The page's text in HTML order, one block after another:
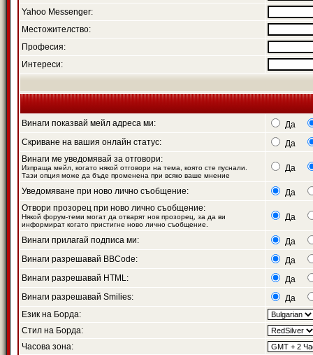
Yahoo Messenger:
Местожителство:
Професия:
Интереси:
Винаги показвай мейл адреса ми:
Да
Скриване на вашия онлайн статус:
Да
Винаги ме уведомявай за отговори:
Изпраща мейл, когато някой отговори на тема, която сте пуснали.
Тази опция може да бъде променена при всяко ваше мнение
Да
Уведомяване при ново лично съобщение:
Да
Отвори прозорец при ново лично съобщение:
Някой форум-теми могат да отварят нов прозорец, за да ви
информират когато пристигне ново лично съобщение.
Да
Винаги прилагай подписа ми:
Да
Винаги разрешавай BBCode:
Да
Винаги разрешавай HTML:
Да
Винаги разрешавай Smilies:
Да
Език на Борда:
Стил на Борда:
Часова зона: